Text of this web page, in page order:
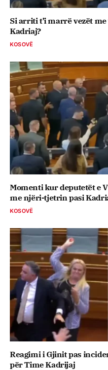
Si arriti t’i marrë vezët
Kadriaj?
KOSOVË
Momenti kur deputetët e
me njëri-tjetrin pasi
KOSOVË
Reagimi i Gjinit pas
për Time Kadrijaj